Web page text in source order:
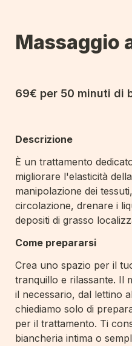
Massaggio
69€ per 50 minuti di
Descrizione
È un trattamento
migliorare l'elasticità
manipolazione dei
circolazione, drenare i
depositi di grasso
Come prepararsi
Crea uno spazio per il
tranquillo e rilassante. Il
il necessario, dal lettino
chiediamo solo di
per il trattamento. Ti
biancheria intima o